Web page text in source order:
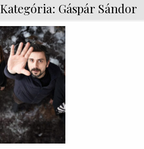
Kategória: Gáspár Sándor